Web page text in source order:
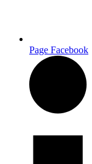
Page Facebook